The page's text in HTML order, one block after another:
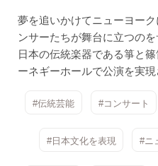
夢を追いかけてニューヨー
ンサーたちが舞台に立つのを
日本の伝統楽器である箏と
ーネギーホールで公演を実現
#伝統芸能 #コンサート
#日本文化を表現 #ニ